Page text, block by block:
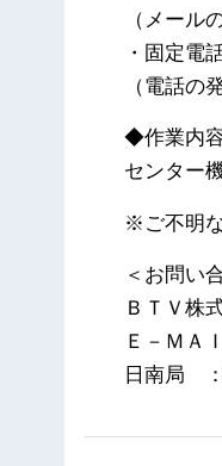
（メール
・固定電
（電話の
◆作業内
センター
※ご不明
＜お問い
ＢＴＶ株
Ｅ－ＭＡ
日南局